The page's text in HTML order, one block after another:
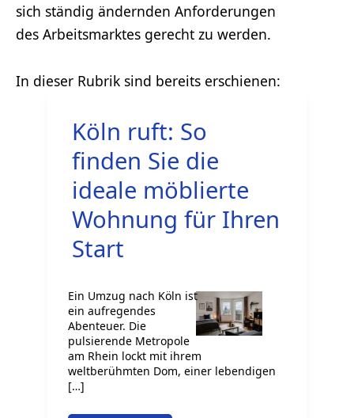
sich ständig ändernden Anforderungen
des Arbeitsmarktes gerecht zu werden.
Köln ruft: So
finden Sie die
ideale möblierte
Wohnung für Ihren
Start
Ein Umzug nach Köln ist
ein aufregendes
Abenteuer. Die
pulsierende Metropole
am Rhein lockt mit ihrem
weltberühmten Dom, einer lebendigen
[…]